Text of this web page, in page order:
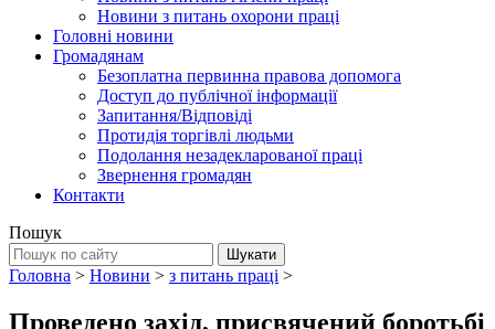
Новини з питань охорони праці
Головні новини
Громадянам
Безоплатна первинна правова допомога
Доступ до публічної інформації
Запитання/Відповіді
Протидія торгівлі людьми
Подолання незадекларованої праці
Звернення громадян
Контакти
Пошук
Головна > Новини > з питань праці >
Проведено захід, присвячений боротьбі